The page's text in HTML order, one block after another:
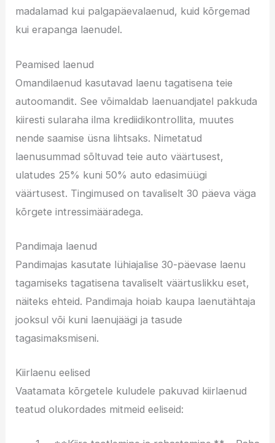
madalamad kui palgapäevalaenud, kuid kõrgemad
kui erapanga laenudel.
Peamised laenud
Omandilaenud kasutavad laenu tagatisena teie
autoomandit. See võimaldab laenuandjatel pakkuda
kiiresti sularaha ilma krediidikontrollita, muutes
nende saamise üsna lihtsaks. Nimetatud
laenusummad sõltuvad teie auto väärtusest,
ulatudes 25% kuni 50% auto edasimüügi
väärtusest. Tingimused on tavaliselt 30 päeva väga
kõrgete intressimääradega.
Pandimaja laenud
Pandimajas kasutate lühiajalise 30-päevase laenu
tagamiseks tagatisena tavaliselt väärtuslikku eset,
näiteks ehteid. Pandimaja hoiab kaupa laenutähtaja
jooksul või kuni laenujäägi ja tasude
tagasimaksmiseni.
Kiirlaenu eelised
Vaatamata kõrgetele kuludele pakuvad kiirlaenud
teatud olukordades mitmeid eeliseid: